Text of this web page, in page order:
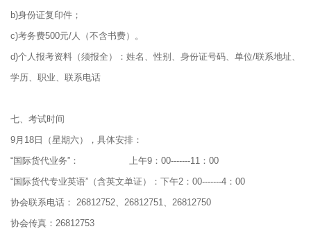
b)身份证复印件；
c)考务费500元/人（不含书费）。
d)个人报考资料（须报全）：姓名、性别、身份证号码、单位/联系地址、
学历、职业、联系电话
七、考试时间
9月18日（星期六），具体安排：
“国际货代业务”： 上午9：00-------11：00
“国际货代专业英语”（含英文单证）：下午2：00-------4：00
协会联系电话： 26812752、26812751、26812750
协会传真：26812753